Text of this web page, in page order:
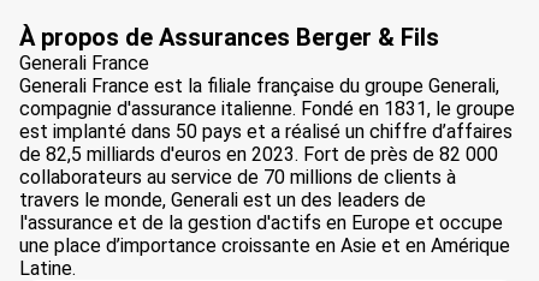
À propos de Assurances Berger & Fils
Generali France
Generali France est la filiale française du groupe Generali,
compagnie d'assurance italienne. Fondé en 1831, le groupe
est implanté dans 50 pays et a réalisé un chiffre d’affaires
de 82,5 milliards d'euros en 2023. Fort de près de 82 000
collaborateurs au service de 70 millions de clients à
travers le monde, Generali est un des leaders de
l'assurance et de la gestion d'actifs en Europe et occupe
une place d’importance croissante en Asie et en Amérique
Latine.